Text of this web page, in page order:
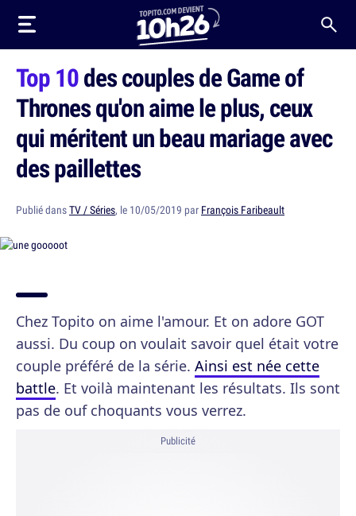
Top 10des couples de Game of
Thrones qu'on aime le plus, ceux
qui méritent un beau mariage avec
des paillettes
Publié dansTV / Séries, le 10/05/2019 par François Faribeault
Chez Topito on aime l'amour. Et on adore GOT
aussi. Du coup on voulait savoir quel était votre
couple préféré de la série. Ainsi est née cette
battle. Et voilà maintenant les résultats. Ils sont
pas de ouf choquants vous verrez.
Publicité